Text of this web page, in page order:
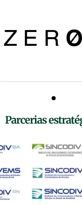
Parcerias